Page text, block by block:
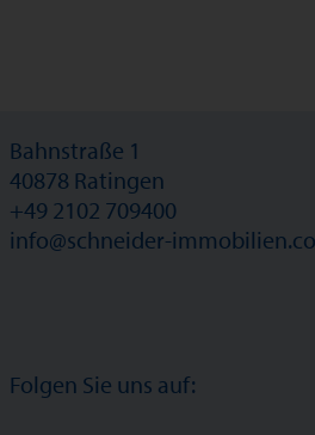
Bahnstraße 1
40878 Ratingen
+49 2102 709400
info@schneider-
Folgen Sie uns auf: